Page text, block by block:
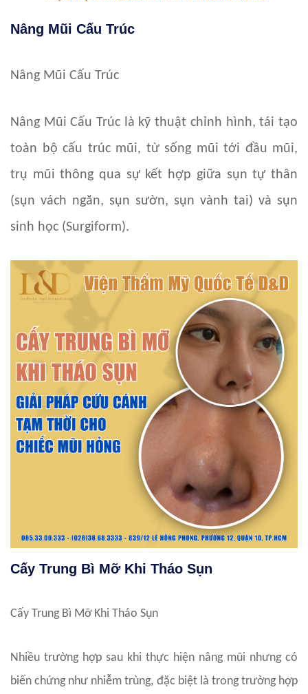
Nâng Mũi Cấu Trúc
Nâng Mũi Cấu Trúc
Nâng Mũi Cấu Trúc là kỹ thuật chỉnh hình, tái tạo
toàn bộ cấu trúc mũi, từ sống mũi tới đầu mũi,
trụ mũi thông qua sự kết hợp giữa sụn tự thân
(sụn vách ngăn, sụn sườn, sụn vành tai) và sụn
sinh học (Surgiform).
Cấy Trung Bì Mỡ Khi Tháo Sụn
Cấy Trung Bì Mỡ Khi Tháo Sụn
Nhiều trường hợp sau khi thực hiện nâng mũi nhưng có
biến chứng như nhiễm trùng, đặc biệt là trong trường hợp